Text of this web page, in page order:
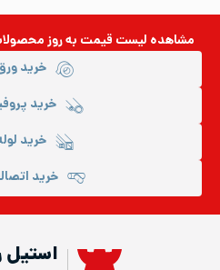
مشاهده لیست قیمت به روز
خرید
خرید
خرید
خرید
استیل